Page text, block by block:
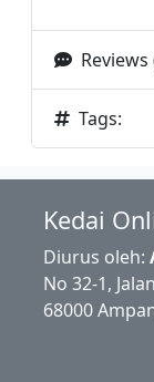
Reviews
Tags:
Kedai
Diurus oleh:
No 32-1,
68000